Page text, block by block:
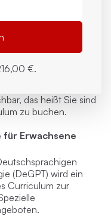
, das heißt Sie sind
zu buchen.
für Erwachsene
(DeGPT) wird ein
Curriculum zur
€.